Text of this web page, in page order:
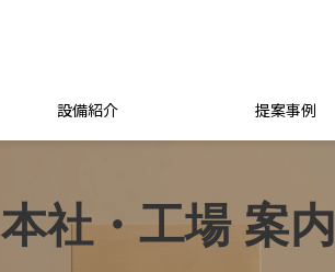
設備紹介 提案事例
本社・工場 案内